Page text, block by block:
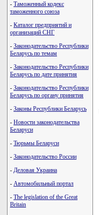
- Таможенный кодекс
таможенного союза
- Каталог предприятий и
организаций СНГ
- Законодательство Республики
Беларусь по темам
- Законодательство Республики
Беларусь по дате принятия
- Законодательство Республики
Беларусь по органу принятия
- Законы Республики Беларусь
- Новости законодательства
Беларуси
- Тюрьмы Беларуси
- Законодательство России
- Деловая Украина
- Автомобильный портал
- The legislation of the Great
Britain